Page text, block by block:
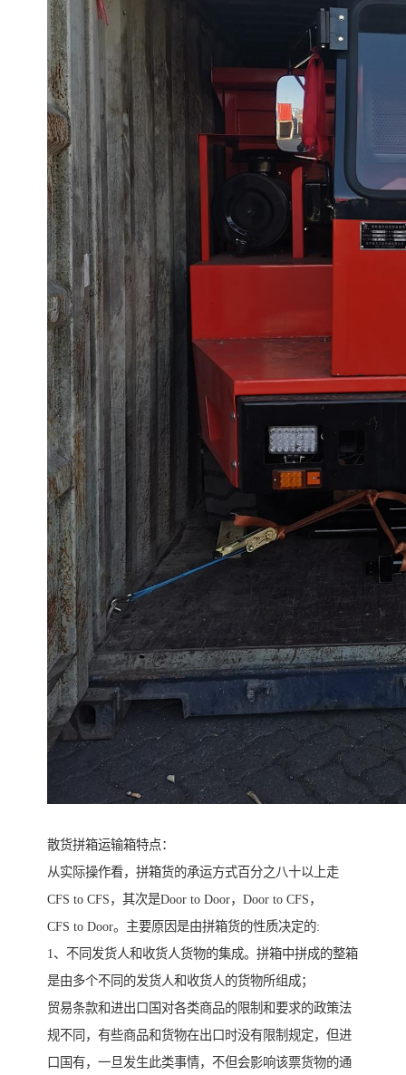
散货拼箱运输箱特点：
从实际操作看，拼箱货的承运方式百分之八十以上走
CFS to CFS，其次是Door to Door，Door to CFS，
CFS to Door。主要原因是由拼箱货的性质决定的:
1、不同发货人和收货人货物的集成。拼箱中拼成的整箱
是由多个不同的发货人和收货人的货物所组成；
贸易条款和进出口国对各类商品的限制和要求的政策法
规不同，有些商品和货物在出口时没有限制规定，但进
口国有，一旦发生此类事情，不但会影响该票货物的通